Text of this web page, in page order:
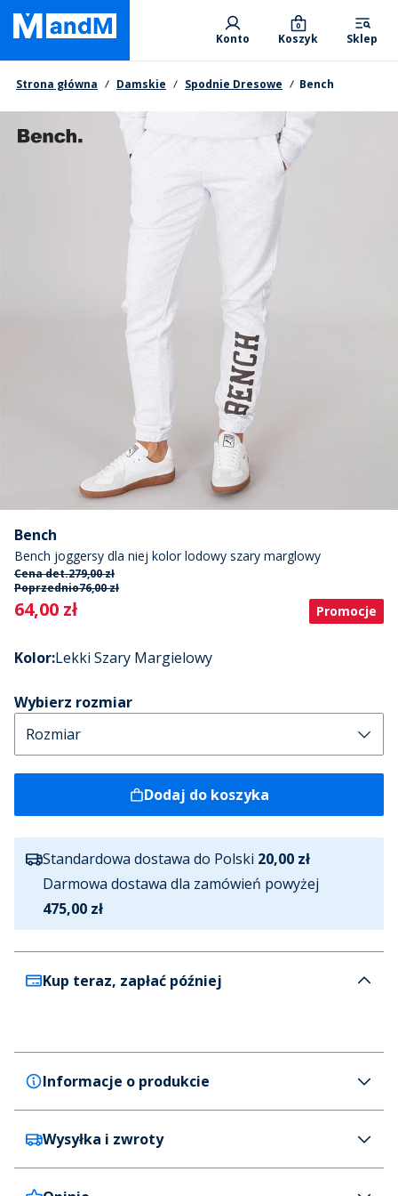
Skip
main
content
Primary departments
Konto Koszyk
0
Sklep
Nawigacja okruszkowa
Strona główna Damskie Spodnie Dresowe Bench
Bench
Bench joggersy dla niej kolor lodowy szary marglowy
Cena det.279,00 zł
Poprzednio76,00 zł
Current
64,00 zł Promocje
Kolor:Lekki Szary Margielowy
Wybierz rozmiar
Dodaj do koszyka
Standardowa dostawa do Polski 20,00 zł
Darmowa dostawa dla zamówień powyżej
475,00 zł
Kup teraz, zapłać później
Informacje o produkcie
Bench
Bench joggersy dla niej kolor lodowy szary
marglowy
Wysyłka i zwroty